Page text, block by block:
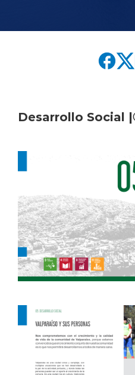
Desarrollo Social |